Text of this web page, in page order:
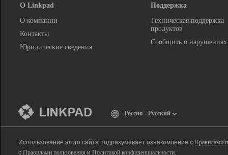
О Linkpad
О компании
Контакты
Юридические сведения
Поддержка
Техническая поддержка
продуктов
Сообщить о нарушениях
Россия - Русский
Использование этого сайта подразумевает ознакомление с Правилами
с Правилами пользования и Политикой конфиденциальности.